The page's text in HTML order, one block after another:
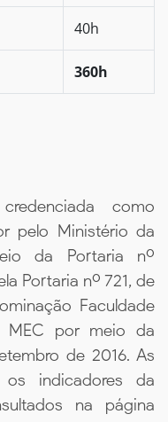
40h
360h
como
pelo Ministério da
da Portaria nº
Portaria nº 721, de
Faculdade
MEC por meio da
de 2016. As
os indicadores da
na página